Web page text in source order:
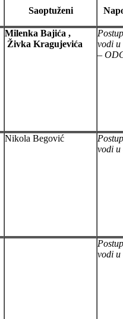
Saoptuženi
Milenka Bajića ,
Živka Kragujevića
vodi u
–
Nikola Begović
vodi u
vodi u